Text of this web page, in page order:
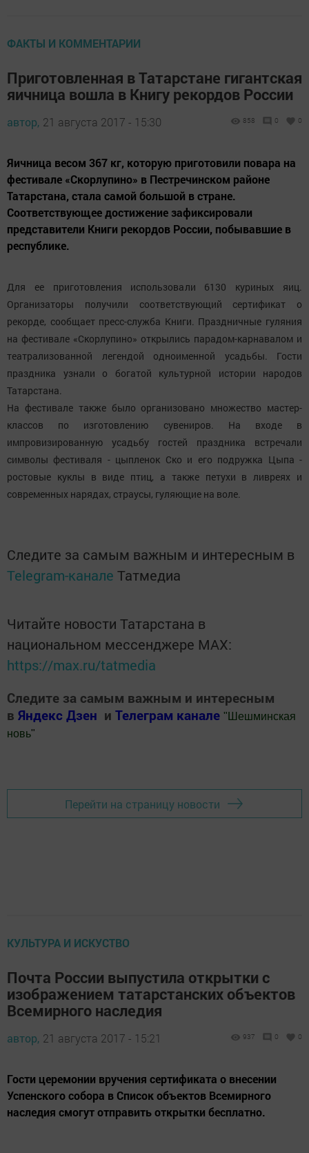
ФАКТЫ И КОММЕНТАРИИ
Приготовленная в Татарстане гигантская
яичница вошла в Книгу рекордов России
автор, 21 августа 2017 - 15:30 858 0 0
Яичница весом 367 кг, которую приготовили повара на
фестивале «Скорлупино» в Пестречинском районе
Татарстана, стала самой большой в стране.
Соответствующее достижение зафиксировали
представители Книги рекордов России, побывавшие в
республике.
Для ее приготовления использовали 6130 куриных яиц.
Организаторы получили соответствующий сертификат о
рекорде, сообщает пресс-служба Книги. Праздничные гуляния
на фестивале «Скорлупино» открылись парадом-карнавалом и
театрализованной легендой одноименной усадьбы. Гости
праздника узнали о богатой культурной истории народов
Татарстана.
На фестивале также было организовано множество мастер-
классов по изготовлению сувениров. На входе в
импровизированную усадьбу гостей праздника встречали
символы фестиваля - цыпленок Ско и его подружка Цыпа -
ростовые куклы в виде птиц, а также петухи в ливреях и
современных нарядах, страусы, гуляющие на воле.
Следите за самым важным и интересным в
Telegram-канале Татмедиа
Читайте новости Татарстана в
национальном мессенджере MАХ:
https://max.ru/tatmedia
Следите за самым важным и интересным
в Яндекс Дзен и Телеграм канале " Шешминская
новь"
Перейти на страницу новости
КУЛЬТУРА И ИСКУСТВО
Почта России выпустила открытки с
изображением татарстанских объектов
Всемирного наследия
автор, 21 августа 2017 - 15:21 937 0 0
Гости церемонии вручения сертификата о внесении
Успенского собора в Список объектов Всемирного
наследия смогут отправить открытки бесплатно.